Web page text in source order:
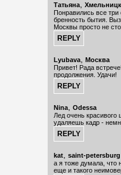
Татьяна,
Понравились все
бренность бытия.
Москвы просто не
Lyubava, Москва
Привет! Рада
продолжения. Удачи!
Nina, Odessa
Лед очень красивого
удаляешь кадр -
kat, saint-petersburg
а я тоже думала, что
еще и такого